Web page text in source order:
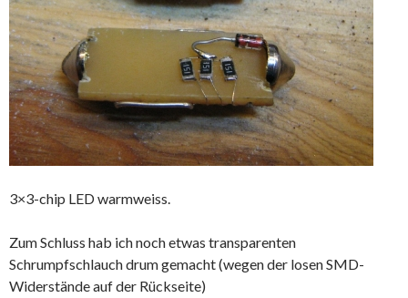
3×3-chip LED warmweiss.
Zum Schluss hab ich noch etwas transparenten
Schrumpfschlauch drum gemacht (wegen der losen SMD-
Widerstände auf der Rückseite)